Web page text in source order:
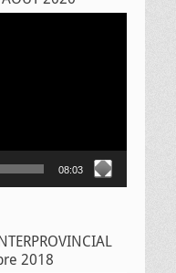
08:03
2018